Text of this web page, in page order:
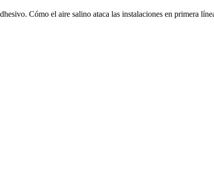
Cómo el aire salino ataca las instalaciones en primera